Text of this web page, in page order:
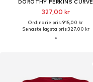
DOROTHY PERKINS CURVE
327,00 kr
Ordinarie pris: 915,00 kr
Senaste lägsta pris:327,00 kr